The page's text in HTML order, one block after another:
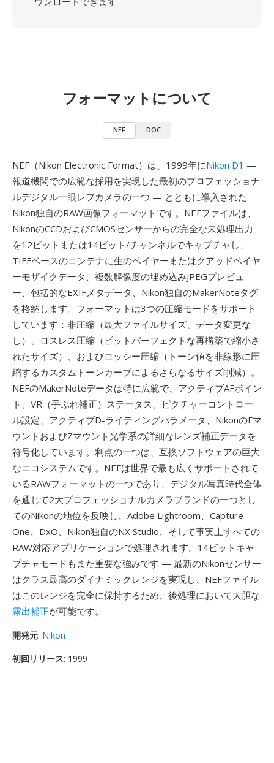
フォーマットについて
NEF DOC
NEF（Nikon Electronic Format）は、1999年にNikon D1 —
報道機関での広範な採用を実現した最初のプロフェッショナ
ルデジタル一眼レフカメラの一つ — とともに導入された
Nikon独自のRAW画像フォーマットです。NEFファイルは、
NikonのCCDおよびCMOSセンサーからの完全な未処理出力
を12ビットまたは14ビット/チャンネルでキャプチャし、
TIFFベースのコンテナに生のベイヤーまたはクアッドベイヤ
ーモザイクデータ、複数解像度の埋め込みJPEGプレビュ
ー、包括的なEXIFメタデータ、Nikon独自のMakerNoteタグ
を格納します。フォーマットは3つの圧縮モードをサポート
しています：非圧縮（最大ファイルサイズ、データ変更な
し）、ロスレス圧縮（ビットパーフェクトな再構築で縮小さ
れたサイズ）、およびロッシー圧縮（トーン値を非線形に圧
縮するカスタムトーンカーブによるさらなるサイズ削減）。
NEFのMakerNoteデータは特に広範で、アクティブAFポイン
ト、VR（手ぶれ補正）ステータス、ピクチャーコントロー
ル設定、アクティブD-ライティングパラメータ、NikonのFマ
ウントおよびZマウント光学系の詳細なレンズ補正データを
符号化しています。利点の一つは、互換ソフトウェアの巨大
なエコシステムです。NEFは世界で最も広くサポートされて
いるRAWフォーマットの一つであり、デジタル写真時代全体
を通じて2大プロフェッショナルカメラブランドの一つとし
てのNikonの地位を反映し、Adobe Lightroom、Capture
One、DxO、Nikon独自のNX Studio、そして事実上すべての
RAW対応アプリケーションで処理されます。14ビットキャ
プチャモードもまた重要な強みです — 最新のNikonセンサー
はクラス最高のダイナミックレンジを実現し、NEFファイル
はこのレンジを完全に保持するため、後処理において大胆な
露出補正が可能です。
開発元: Nikon
初回リリース: 1999